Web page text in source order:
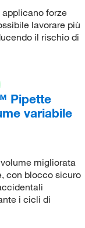
forze
lavorare più
il rischio di
Pipette
variabile
migliorata
con blocco sicuro
i cicli di